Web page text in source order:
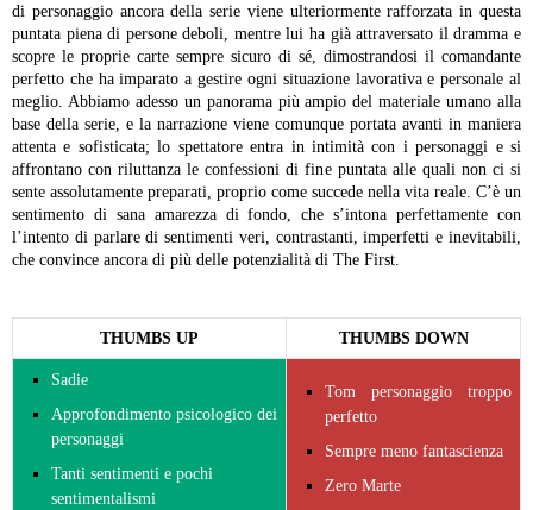
di personaggio ancora della serie viene ulteriormente rafforzata in questa
puntata piena di persone deboli, mentre lui ha già attraversato il dramma e
scopre le proprie carte sempre sicuro di sé, dimostrandosi il comandante
perfetto che ha imparato a gestire ogni situazione lavorativa e personale al
meglio. Abbiamo adesso un panorama più ampio del materiale umano alla
base della serie, e la narrazione viene comunque portata avanti in maniera
attenta e sofisticata; lo spettatore entra in intimità con i personaggi e si
affrontano con riluttanza le confessioni di fine puntata alle quali non ci si
sente assolutamente preparati, proprio come succede nella vita reale. C’è un
sentimento di sana amarezza di fondo, che s’intona perfettamente con
l’intento di parlare di sentimenti veri, contrastanti, imperfetti e inevitabili,
che convince ancora di più delle potenzialità di The First.
THUMBS UP THUMBS DOWN
Sadie
Approfondimento psicologico dei
personaggi
Tanti sentimenti e pochi
sentimentalismi
Tom personaggio troppo
perfetto
Sempre meno fantascienza
Zero Marte